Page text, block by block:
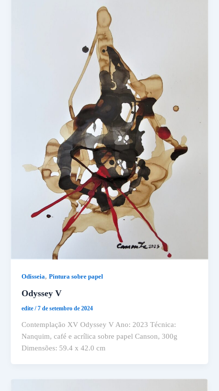
Odisseia,Pintura sobre papel
Odyssey V
edite/7 de setembro de 2024
Contemplação XV Odyssey V Ano: 2023 Técnica:
Nanquim, café e acrílica sobre papel Canson, 300g
Dimensões: 59.4 x 42.0 cm